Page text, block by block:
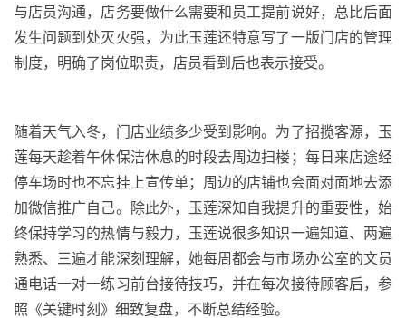
与店员沟通，店务要做什么需要和员工提前说好，总比后面
发生问题到处灭火强，为此玉莲还特意写了一版门店的管理
制度，明确了岗位职责，店员看到后也表示接受。
随着天气入冬，门店业绩多少受到影响。为了招揽客源，玉
莲每天趁着午休保洁休息的时段去周边扫楼；每日来店途经
停车场时也不忘挂上宣传单；周边的店铺也会面对面地去添
加微信推广自己。除此外，玉莲深知自我提升的重要性，始
终保持学习的热情与毅力，玉莲说很多知识一遍知道、两遍
熟悉、三遍才能深刻理解，她每周都会与市场办公室的文员
通电话一对一练习前台接待技巧，并在每次接待顾客后，参
照《关键时刻》细致复盘，不断总结经验。